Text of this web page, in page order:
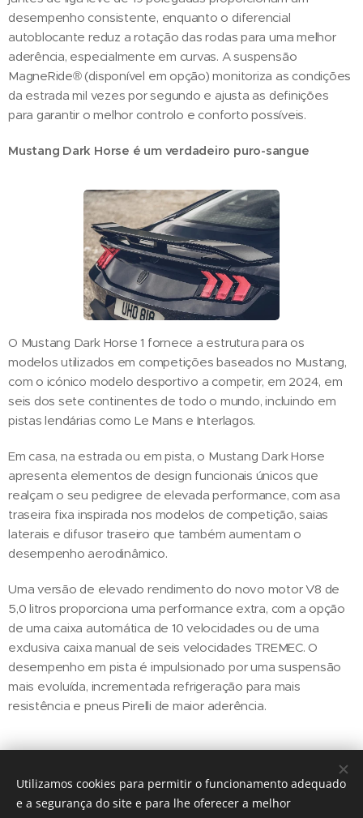
desempenho consistente, enquanto o diferencial
autoblocante reduz a rotação das rodas para uma melhor
aderência, especialmente em curvas. A suspensão
MagneRide® (disponível em opção) monitoriza as condições
da estrada mil vezes por segundo e ajusta as definições
para garantir o melhor controlo e conforto possíveis.
Mustang Dark Horse é um verdadeiro puro-sangue
O Mustang Dark Horse 1 fornece a estrutura para os
modelos utilizados em competições baseados no Mustang,
com o icónico modelo desportivo a competir, em 2024, em
seis dos sete continentes de todo o mundo, incluindo em
pistas lendárias como Le Mans e Interlagos.
Em casa, na estrada ou em pista, o Mustang Dark Horse
apresenta elementos de design funcionais únicos que
realçam o seu pedigree de elevada performance, com asa
traseira fixa inspirada nos modelos de competição, saias
laterais e difusor traseiro que também aumentam o
desempenho aerodinâmico.
Uma versão de elevado rendimento do novo motor V8 de
5,0 litros proporciona uma performance extra, com a opção
de uma caixa automática de 10 velocidades ou de uma
exclusiva caixa manual de seis velocidades TREMEC. O
desempenho em pista é impulsionado por uma suspensão
mais evoluída, incrementada refrigeração para mais
resistência e pneus Pirelli de maior aderência.
Share
Utilizamos cookies para permitir o funcionamento adequado
e a segurança do site e para lhe oferecer a melhor